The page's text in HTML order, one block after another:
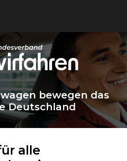
bewegen das
Deutschland
alle